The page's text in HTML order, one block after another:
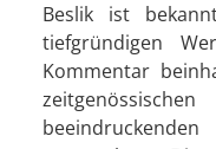
Beslik ist
tiefgründigen
Kommentar